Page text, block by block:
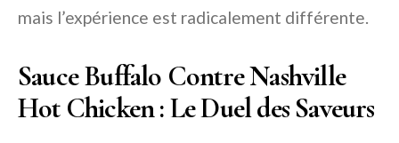
mais l’expérience est radicalement différente.
Sauce Buffalo Contre Nashville
Hot Chicken : Le Duel des Saveurs